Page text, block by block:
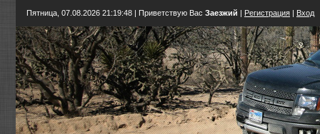
Пятница, 07.08.2026 21:19:49 | Приветствую Вас Заезжий | Регистрация | Вход